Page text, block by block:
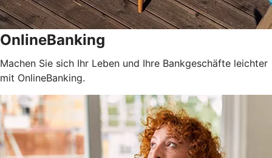
OnlineBanking
Machen Sie sich Ihr Leben und Ihre Bankgeschäfte leichter
mit OnlineBanking.